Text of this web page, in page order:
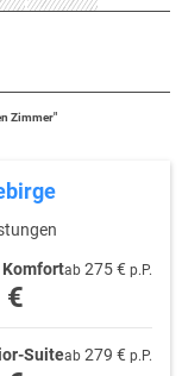
Zimmer"
Komfortab 275 € p.P.
€
Suiteab 279 € p.P.